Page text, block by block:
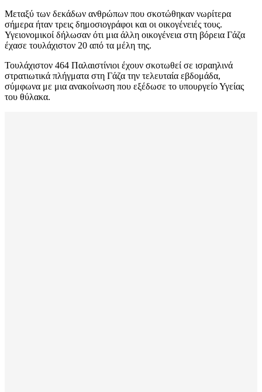
Μεταξύ των δεκάδων ανθρώπων που σκοτώθηκαν νωρίτερα
σήμερα ήταν τρεις δημοσιογράφοι και οι οικογένειές τους.
Υγειονομικοί δήλωσαν ότι μια άλλη οικογένεια στη βόρεια Γάζα
έχασε τουλάχιστον 20 από τα μέλη της.
Τουλάχιστον 464 Παλαιστίνιοι έχουν σκοτωθεί σε ισραηλινά
στρατιωτικά πλήγματα στη Γάζα την τελευταία εβδομάδα,
σύμφωνα με μια ανακοίνωση που εξέδωσε το υπουργείο Υγείας
του θύλακα.